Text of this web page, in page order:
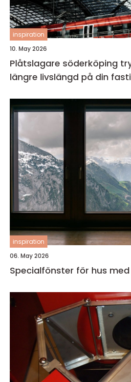
inspiration
10. May 2026
Plåtslagare söderköping tryggare tak och
längre livslängd på din
inspiration
06. May 2026
Specialfönster för hus